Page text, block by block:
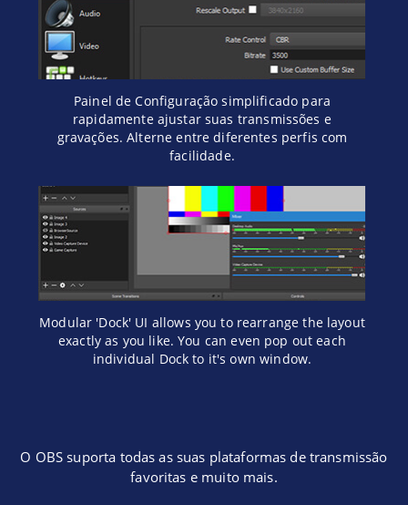
Painel de Configuração simplificado para
rapidamente ajustar suas transmissões e
gravações. Alterne entre diferentes perfis com
facilidade.
Modular 'Dock' UI allows you to rearrange the layout
exactly as you like. You can even pop out each
individual Dock to it's own window.
O OBS suporta todas as suas plataformas de transmissão
favoritas e muito mais.